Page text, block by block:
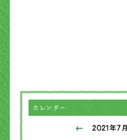
カレンダー
2021年7月